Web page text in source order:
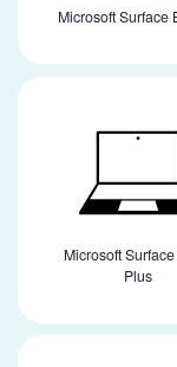
Microsoft Surface
Microsoft
Plus